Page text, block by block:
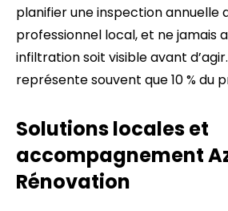
planifier une inspection annuelle
professionnel local, et ne jamais
infiltration soit visible avant
représente souvent que 10 % du
Solutions locales et
accompagnement
Rénovation